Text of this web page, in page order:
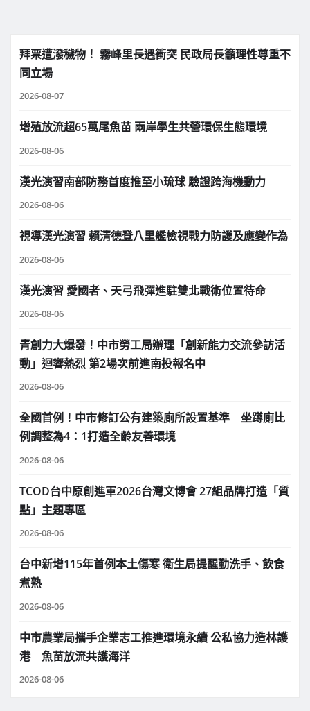
拜票遭潑穢物！ 霧峰里長遇衝突 民政局長籲理性尊重不
同立場
2026-08-07
增殖放流超65萬尾魚苗 兩岸學生共營環保生態環境
2026-08-06
漢光演習南部防務首度推至小琉球 驗證跨海機動力
2026-08-06
視導漢光演習 賴清德登八里艦檢視戰力防護及應變作為
2026-08-06
漢光演習 愛國者、天弓飛彈進駐雙北戰術位置待命
2026-08-06
青創力大爆發！中市勞工局辦理「創新能力交流參訪活
動」迴響熱烈 第2場次前進南投報名中
2026-08-06
全國首例！中市修訂公有建築廁所設置基準 坐蹲廁比
例調整為4：1打造全齡友善環境
2026-08-06
TCOD台中原創進軍2026台灣文博會 27組品牌打造「質
點」主題專區
2026-08-06
台中新增115年首例本土傷寒 衛生局提醒勤洗手、飲食
煮熟
2026-08-06
中市農業局攜手企業志工推進環境永續 公私協力造林護
港 魚苗放流共護海洋
2026-08-06